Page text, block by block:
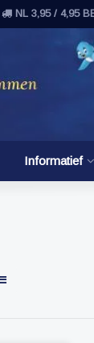
NL 3,95 / 4,95
Informatief